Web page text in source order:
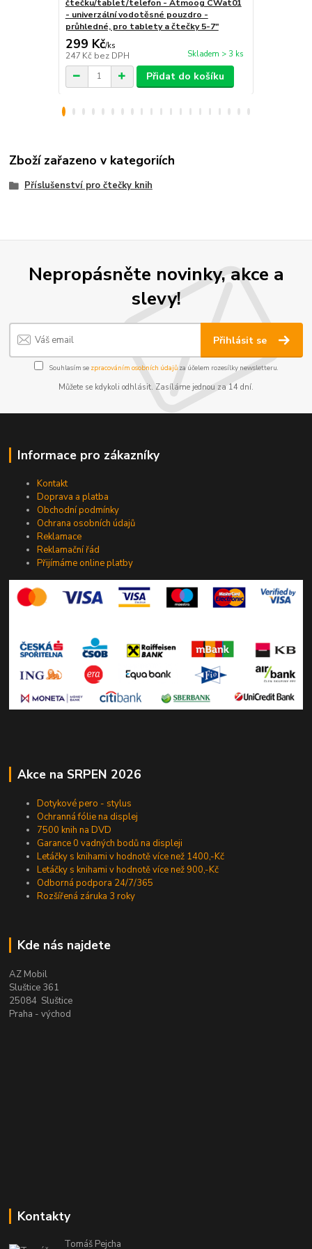
čtečku/tablet/telefon - Atmoog CWat01
- univerzální vodotěsné pouzdro -
průhledné, pro tablety a čtečky 5-7"
299 Kč/ks
247 Kč bez DPH Skladem > 3 ks
Přidat do košíku
Zboží zařazeno v kategoriích
Příslušenství pro čtečky knih
Nepropásněte novinky, akce a
slevy!
Přihlásit se
Souhlasím se zpracováním osobních údajůza účelem rozesílky newsletteru.
Můžete se kdykoli odhlásit. Zasíláme jednou za 14 dní.
Informace pro zákazníky
Kontakt
Doprava a platba
Obchodní podmínky
Ochrana osobních údajů
Reklamace
Reklamační řád
Přijímáme online platby
Akce na SRPEN 2026
Dotykové pero - stylus
Ochranná fólie na displej
7500 knih na DVD
Garance 0 vadných bodů na displeji
Letáčky s knihami v hodnotě více než 1400,-Kč
Letáčky s knihami v hodnotě více než 900,-Kč
Odborná podpora 24/7/365
Rozšířená záruka 3 roky
Kde nás najdete
AZ Mobil
Sluštice 361
25084 Sluštice
Praha - východ
Kontakty
Tomáš Pejcha